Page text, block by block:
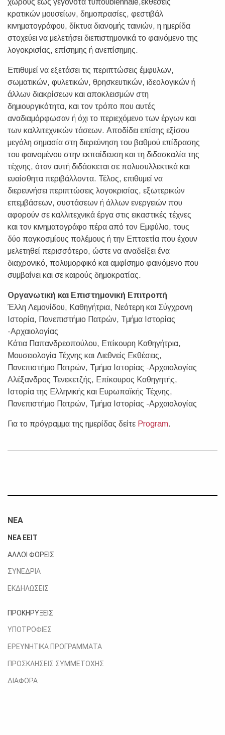
κρατικών μουσείων, δημοπρασίες, φεστιβάλ
κινηματογράφου, δίκτυα διανομής ταινιών, η ημερίδα
στοχεύει να μελετήσει διεπιστημονικά το φαινόμενο της
λογοκρισίας, επίσημης ή ανεπίσημης.
Επιθυμεί να εξετάσει τις περιπτώσεις έμφυλων,
σωματικών, φυλετικών, θρησκευτικών, ιδεολογικών ή
άλλων διακρίσεων και αποκλεισμών στη
δημιουργικότητα, και τον τρόπο που αυτές
αναδιαμόρφωσαν ή όχι το περιεχόμενο των έργων και
των καλλιτεχνικών τάσεων. Αποδίδει επίσης εξίσου
μεγάλη σημασία στη διερεύνηση του βαθμού επίδρασης
του φαινομένου στην εκπαίδευση και τη διδασκαλία της
τέχνης, όταν αυτή διδάσκεται σε πολυσυλλεκτικά και
ευαίσθητα περιβάλλοντα. Τέλος, επιθυμεί να
διερευνήσει περιπτώσεις λογοκρισίας, εξωτερικών
επεμβάσεων, συστάσεων ή άλλων ενεργειών που
αφορούν σε καλλιτεχνικά έργα στις εικαστικές τέχνες
και τον κινηματογράφο πέρα από τον Εμφύλιο, τους
δύο παγκοσμίους πολέμους ή την Επταετία που έχουν
μελετηθεί περισσότερο, ώστε να αναδείξει ένα
διαχρονικό, πολυμορφικό και αμφίσημο φαινόμενο που
συμβαίνει και σε καιρούς δημοκρατίας.
Οργανωτική και Επιστημονική Επιτροπή
Έλλη Λεμονίδου, Καθηγήτρια, Νεότερη και Σύγχρονη
Ιστορία, Πανεπιστήμιο Πατρών, Τμήμα Ιστορίας
-Αρχαιολογίας
Κάτια Παπανδρεοπούλου, Επίκουρη Καθηγήτρια,
Μουσειολογία Τέχνης και Διεθνείς Εκθέσεις,
Πανεπιστήμιο Πατρών, Τμήμα Ιστορίας -Αρχαιολογίας
Αλέξανδρος Τενεκετζής, Επίκουρος Καθηγητής,
Ιστορία της Ελληνικής και Ευρωπαϊκής Τέχνης,
Πανεπιστήμιο Πατρών, Τμήμα Ιστορίας -Αρχαιολογίας
Για το πρόγραμμα της ημερίδας δείτε Program.
ΝΕΑ
ΝΕΑ ΕΕΙΤ
ΑΛΛΟΙ ΦΟΡΕΙΣ
ΣΥΝΕΔΡΙΑ
ΕΚΔΗΛΩΣΕΙΣ
ΠΡΟΚΗΡΥΞΕΙΣ
ΥΠΟΤΡΟΦΙΕΣ
ΕΡΕΥΝΗΤΙΚΑ ΠΡΟΓΡΑΜΜΑΤΑ
ΠΡΟΣΚΛΗΣΕΙΣ ΣΥΜΜΕΤΟΧΗΣ
ΔΙΑΦΟΡΑ